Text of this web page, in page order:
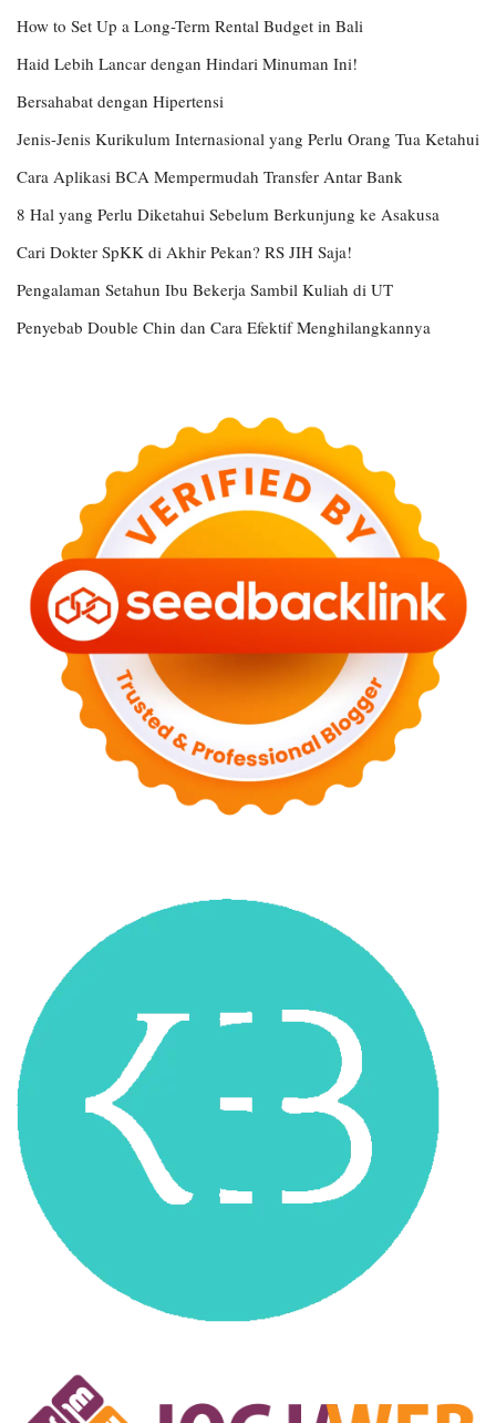
How to Set Up a Long-Term Rental Budget in Bali
Haid Lebih Lancar dengan Hindari Minuman Ini!
Bersahabat dengan Hipertensi
Jenis-Jenis Kurikulum Internasional yang Perlu Orang Tua Ketahui
Cara Aplikasi BCA Mempermudah Transfer Antar Bank
8 Hal yang Perlu Diketahui Sebelum Berkunjung ke Asakusa
Cari Dokter SpKK di Akhir Pekan? RS JIH Saja!
Pengalaman Setahun Ibu Bekerja Sambil Kuliah di UT
Penyebab Double Chin dan Cara Efektif Menghilangkannya